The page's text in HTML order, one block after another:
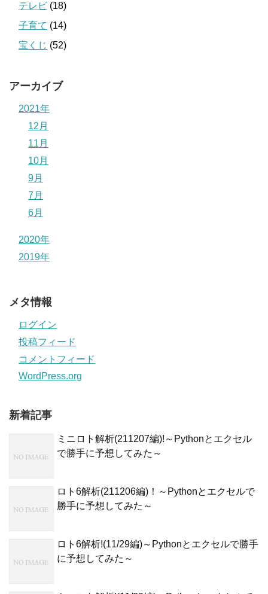
テレビ (18)
子育て (14)
宝くじ (52)
アーカイブ
2021年
12月
11月
10月
9月
7月
6月
2020年
2019年
メタ情報
ログイン
投稿フィード
コメントフィード
WordPress.org
新着記事
ミニロト解析(211207編)!～Pythonとエクセル
で勝手に予想してみた～
ロト6解析(211206編)！～Pythonとエクセルで
勝手に予想してみた～
ロト6解析!(11/29編)～Pythonとエクセルで勝手
に予想してみた～